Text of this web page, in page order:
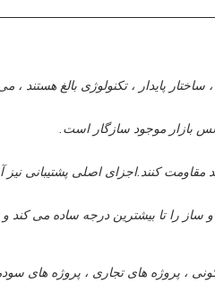
پایدار ، تکنولوژی بالغ هستند
بازار موجود سازگار است.
کنند.اجزای اصلی پشتیبانی
ساز را تا بیشترین درجه ساده می
، پروژه های تجاری ، پروژه های